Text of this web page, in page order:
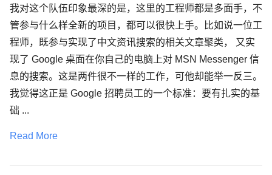
我对这个队伍印象最深的是，这里的工程师都是多面手，不
管参与什么样全新的项目，都可以很快上手。比如说一位工
程师，既参与实现了中文资讯搜索的相关文章聚类， 又实
现了 Google 桌面在你自己的电脑上对 MSN Messenger 信
息的搜索。这是两件很不一样的工作，可他却能举一反三。
我觉得这正是 Google 招聘员工的一个标准：要有扎实的基
础 ...
Read More